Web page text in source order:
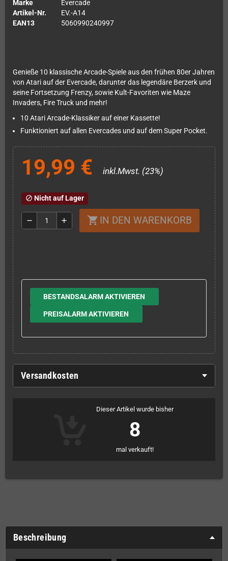
Marke
Evercade
Artikel-Nr.
EV.-A14
EAN13
5060990240997
Genieße 10 klassische Arcade-Spiele aus den frühen 80er Jahren
von Atari auf der Evercade, darunter das legendäre Berzerk und
seine Fortsetzung Frenzy, sowie Kult-Favoriten wie Maze
Invaders, Fire Truck und mehr!
10 Atari Arcade-Klassiker auf einer Kassette!
Funktioniert auf allen Evercades und auf dem Super Pocket.
19,99 € inkl.Mwst. (23%)
block Nicht auf Lager
remove add shopping_cart IN DEN WARENKORB
BESTANDSALARM AKTIVIEREN
PREISALARM AKTIVIEREN
Versandkosten
Dieser Artikel wurde bisher
8
mal verkauft!
Beschreibung